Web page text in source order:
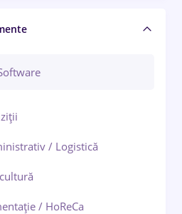
(Galați)
/ Logistică
/ HoReCa